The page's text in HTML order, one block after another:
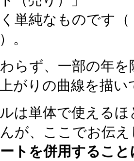
単純なものです
。
らず、一部の年
がりの曲線を描い
は単体で使える
が、ここでお伝
トを併用するこ